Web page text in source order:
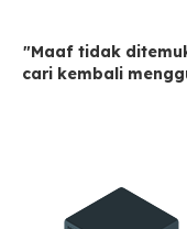
"Maaf tidak
cari kembali